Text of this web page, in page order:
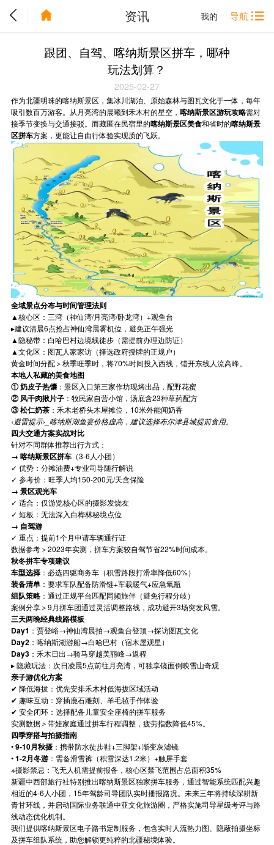
我的 导航
资讯
跟团、自驾、喀纳斯景区拼车，哪种
玩法划算？
2025-02-27
作为北疆明珠的喀纳斯景区，集冰川湖泊、原始森林与图瓦文化于一体，每年
吸引数百万游客。从月亮湾的晨曦到禾木村的星空， 喀纳斯景区游玩攻略需对
接季节变换与交通接驳。而藏匿在民宿里的喀纳斯景区美食和省时的喀纳斯景
区拼车方案，更能让自由行体验实现质的飞跃。
全域景点分布与时间管理法则
▲核心区：三湾（神仙湾/月亮湾/卧龙湾）+观鱼台
▸建议清晨6点抢占神仙湾晨雾机位，避免正午强光
▲隐秘带：白哈巴村边境线徒步（需提前办理边防证）
▲文化区：图瓦人家家访（择选政府授牌的正规户）
黄金时间分配＞秋季旺季时，将70%时间投入西线，错开东线人流高峰。
本地人私藏的美食地图
① 奶皮子热馕：景区入口第三家作坊现烤出品，配野花蜜
② 风干肉揪片子：牧民家自营小馆，汤底含23种草药配方
③ 松仁奶茶：禾木老桥头木屋摊位，10米外能闻奶香
‹避雷提示›_喀纳斯湖鱼宴价格虚高，建议选择布尔津县城提前食用。
四大交通方案实战对比
针对不同群体推荐出行方式：
→ 喀纳斯景区拼车（3-6人小团）
✓ 优势：分摊油费+专业司导随行解说
✓ 参考价：旺季人均150-200元/天含保险
→ 景区观光车
✓ 适合：仅游览核心区的摄影发烧友
✓ 短板：无法深入白桦林秘境点位
→ 自驾游
✓ 重点：提前1个月申请车辆通行证
数据参考＞2023年实测，拼车方案较自驾节省22%时间成本。
秋冬拼车专项建议
车型选择：必选四驱商务车（积雪路段打滑率降低60%）
装备清单：要求车队配备防滑链+车载暖气+应急氧瓶
组队策略：通过正规平台匹配同频旅伴（避免行程分歧）
案例分享＞9月拼车团通过灵活调整路线，成功避开3场突发风雪。
三天两晚经典线路模板
Day1 ：贾登峪→神仙湾晨拍→观鱼台登顶→探访图瓦文化
Day2：喀纳斯湖游船→白哈巴村（宿木屋观星）
Day3：禾木日出→骑马穿越美丽峰→返程
▸ 隐藏玩法：次日凌晨5点前往月亮湾，可独享镜面倒映雪山奇观
亲子游优化方案
✔ 降低海拔：优先安排禾木村低海拔区域活动
✔ 趣味互动：穿插鹿石雕刻、羊毛毡手作体验
✔ 安全闭环：选择配备儿童安全座椅的拼车服务
实测数据＞带娃家庭通过拼车行程调整，疲劳指数降低45%。
四季穿搭与拍摄指南
•9-10月秋摄：携带防水徒步鞋+三脚架+渐变灰滤镜
•1-2月冬游：需备滑雪裤（积雪深达1.2米）+触屏手套
※摄影禁忌：飞无人机需提前报备，核心区禁飞范围占总面积35%
新疆中西部旅行社特别推出喀纳斯景区独家拼车服务，通过智能系统匹配兴趣
相近的4-6人小团，15年驾龄司导团队实时播报路况。未来三年将持续深耕新
青甘环线，并启动国际业务联通中亚文化旅游圈，严格实施司导星级考评与路
线动态优化机制。
我们提供喀纳斯景区电子路书定制服务，包含实时人流热力图、隐蔽拍摄坐标
及拼车组队系统，助您解锁更纯粹的北疆秘境体验。